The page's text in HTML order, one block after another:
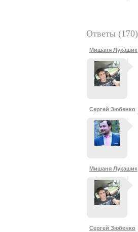
Ответы (170)
Мишаня Лукашик
Сергей Зюбенко
Мишаня Лукашик
Сергей Зюбенко